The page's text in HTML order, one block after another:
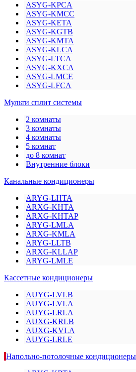
ASYG-KPCA
ASYG-KMCC
ASYG-KETA
ASYG-KGTB
ASYG-KMTA
ASYG-KLCA
ASYG-LTCA
ASYG-KXCA
ASYG-LMCE
ASYG-LFCA
Мульти сплит системы
2 комнаты
3 комнаты
4 комнаты
5 комнат
до 8 комнат
Внутренние блоки
Канальные кондиционеры
ARYG-LHTA
ARXG-KHTA
ARXG-KHTAP
ARYG-LMLA
ARXG-KMLA
ARYG-LLTB
ARXG-KLLAP
ARYG-LMLE
Кассетные кондиционеры
AUYG-LVLB
AUYG-LVLA
AUYG-LRLA
AUXG-KRLB
AUXG-KVLA
AUYG-LRLE
Напольно-потолочные кондиционеры